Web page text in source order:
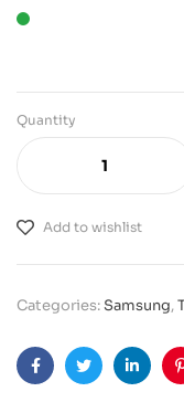
Quantity
Add to wishlist
Categories:Samsung,
FacebookTwitter